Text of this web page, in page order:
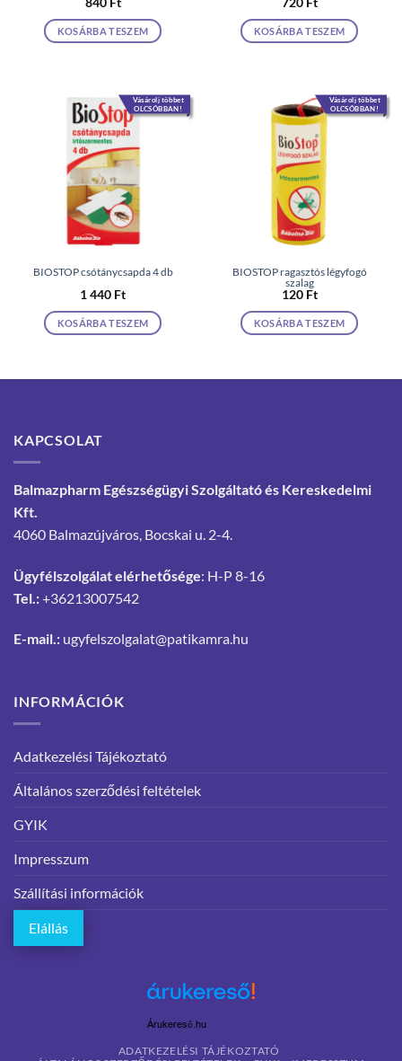
KOSÁRBA TESZEM KOSÁRBA TESZEM
Vásárolj többet
OLCSÓBBAN!
BIOSTOP csótánycsapda 4 db
1 440 Ft
KOSÁRBA TESZEM
Vásárolj többet
OLCSÓBBAN!
BIOSTOP ragasztós légyfogó
szalag
120 Ft
KOSÁRBA TESZEM
KAPCSOLAT
Balmazpharm Egészségügyi Szolgáltató és Kereskedelmi
Kft.
4060 Balmazújváros, Bocskai u. 2-4.
Ügyfélszolgálat elérhetősége: H-P 8-16
Tel.:+36213007542
E-mail.: ugyfelszolgalat@patikamra.hu
INFORMÁCIÓK
Adatkezelési Tájékoztató
Általános szerződési feltételek
GYIK
Impresszum
Szállítási információk
Elállás
Árukereső.hu
ADATKEZELÉSI TÁJÉKOZTATÓ